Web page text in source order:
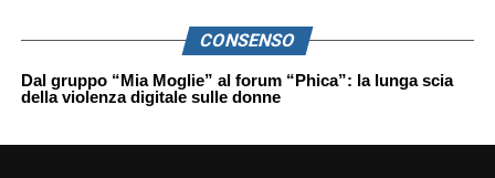
CONSENSO
Dal gruppo “Mia Moglie” al forum “Phica”: la lunga scia
della violenza digitale sulle donne